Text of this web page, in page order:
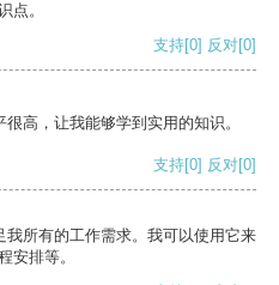
点。
支持[0] 反对[0]
高，让我能够学到实用的知识。
支持[0] 反对[0]
所有的工作需求。我可以使用它来
安排等。